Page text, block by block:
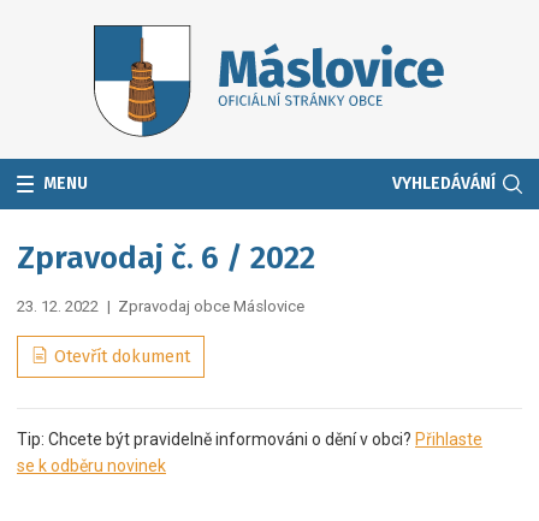
MENU VYHLEDÁVÁNÍ
Zpravodaj č. 6 / 2022
23. 12. 2022 | Zpravodaj obce Máslovice
Otevřít dokument
Tip: Chcete být pravidelně informováni o dění v obci? Přihlaste
se k odběru novinek